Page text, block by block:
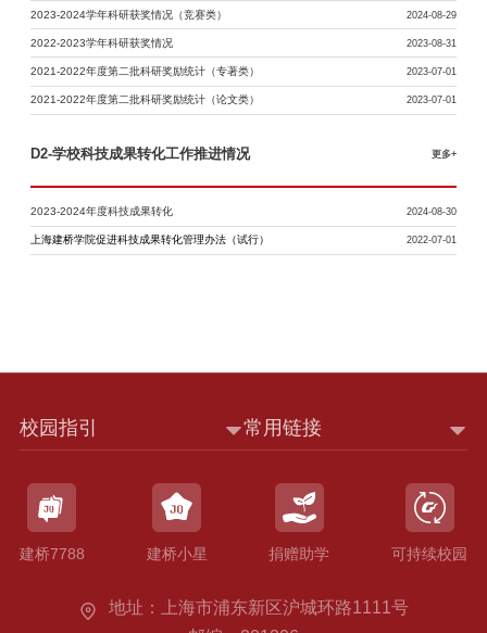
2023-2024学年科研获奖情况（竞赛类） 2024-08-29
2022-2023学年科研获奖情况 2023-08-31
2021-2022年度第二批科研奖励统计（专著类） 2023-07-01
2021-2022年度第二批科研奖励统计（论文类） 2023-07-01
D2-学校科技成果转化工作推进情况 更多+
2023-2024年度科技成果转化 2024-08-30
上海建桥学院促进科技成果转化管理办法（试行） 2022-07-01
地址：上海市浦东新区沪城环路1111号
校园指引 常用链接
建桥7788 建桥小星 捐赠助学 可持续校园